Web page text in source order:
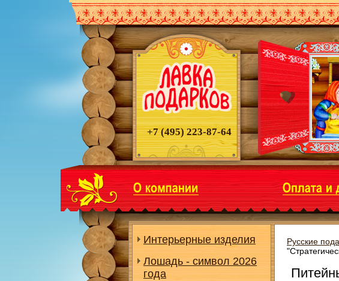
+7 (495) 223-87-64
Интерьерные изделия
Лошадь - символ 2026
года
Русские